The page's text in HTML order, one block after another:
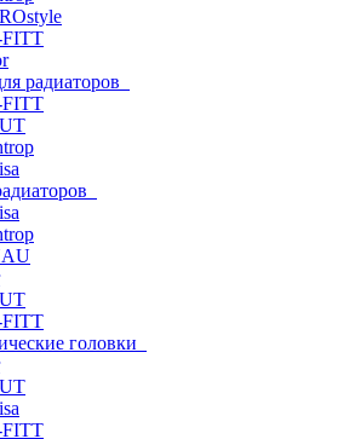
радиаторов
головки